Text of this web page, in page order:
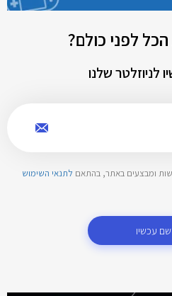
לפני כולם?
לניוזלטר שלנו
ומבצעים באתר, בהתאם לתנאי השימוש
עכשיו